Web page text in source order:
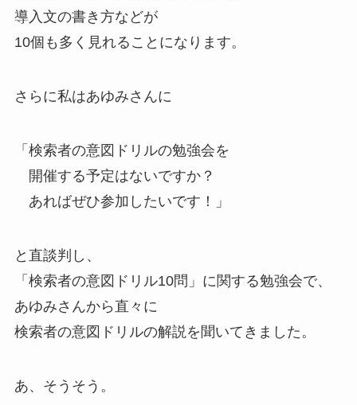
導入文の書き方などが
10個も多く見れることになります。
さらに私はあゆみさんに
「検索者の意図ドリルの勉強会を
開催する予定はないですか？
あればぜひ参加したいです！」
と直談判し、
「検索者の意図ドリル10問」に関する勉強会で、
あゆみさんから直々に
検索者の意図ドリルの解説を聞いてきました。
あ、そうそう。